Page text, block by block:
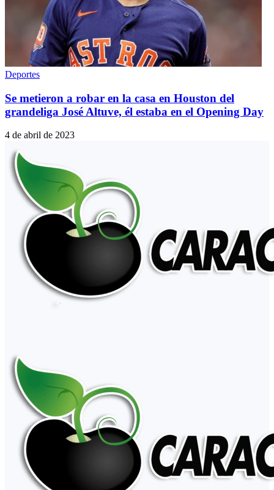
Deportes
Se metieron a robar en la casa en Houston del
grandeliga José Altuve, él estaba en el Opening Day
4 de abril de 2023